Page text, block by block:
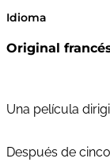
Idioma
Original
Una película
Después de